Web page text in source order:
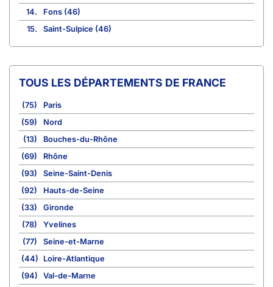
14.
Fons (46)
15.
Saint-Sulpice (46)
TOUS LES DÉPARTEMENTS DE FRANCE
(75)
Paris
(59)
Nord
(13)
Bouches-du-Rhône
(69)
Rhône
(93)
Seine-Saint-Denis
(92)
Hauts-de-Seine
(33)
Gironde
(78)
Yvelines
(77)
Seine-et-Marne
(44)
Loire-Atlantique
(94)
Val-de-Marne